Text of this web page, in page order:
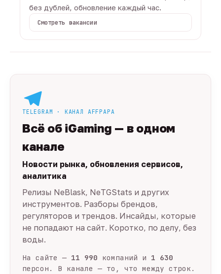
без дублей, обновление каждый час.
Смотреть вакансии
TELEGRAM · КАНАЛ AFFPAPA
Всё об iGaming — в одном
канале
Новости рынка, обновления сервисов,
аналитика
Релизы NeBlask, NeTGStats и других
инструментов. Разборы брендов,
регуляторов и трендов. Инсайды, которые
не попадают на сайт. Коротко, по делу, без
воды.
На сайте — 11 990 компаний и 1 630
персон. В канале — то, что между строк.